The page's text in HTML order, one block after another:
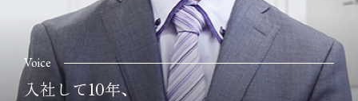
Voice
入社して10年、